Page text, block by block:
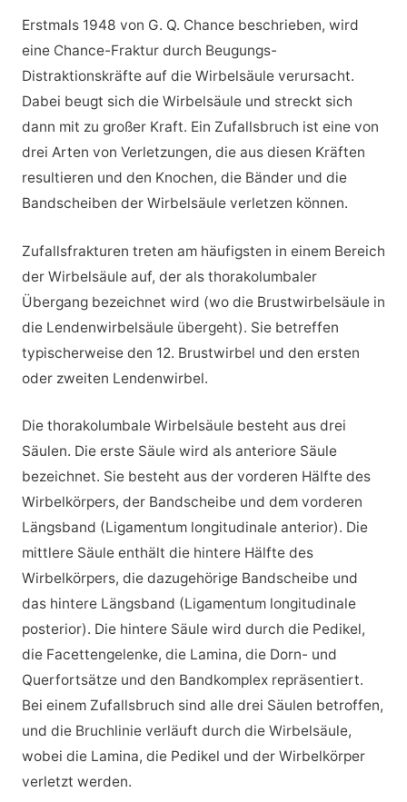
Erstmals 1948 von G. Q. Chance beschrieben, wird
eine Chance-Fraktur durch Beugungs-
Distraktionskräfte auf die Wirbelsäule verursacht.
Dabei beugt sich die Wirbelsäule und streckt sich
dann mit zu großer Kraft. Ein Zufallsbruch ist eine von
drei Arten von Verletzungen, die aus diesen Kräften
resultieren und den Knochen, die Bänder und die
Bandscheiben der Wirbelsäule verletzen können.
Zufallsfrakturen treten am häufigsten in einem Bereich
der Wirbelsäule auf, der als thorakolumbaler
Übergang bezeichnet wird (wo die Brustwirbelsäule in
die Lendenwirbelsäule übergeht). Sie betreffen
typischerweise den 12. Brustwirbel und den ersten
oder zweiten Lendenwirbel.
Die thorakolumbale Wirbelsäule besteht aus drei
Säulen. Die erste Säule wird als anteriore Säule
bezeichnet. Sie besteht aus der vorderen Hälfte des
Wirbelkörpers, der Bandscheibe und dem vorderen
Längsband (Ligamentum longitudinale anterior). Die
mittlere Säule enthält die hintere Hälfte des
Wirbelkörpers, die dazugehörige Bandscheibe und
das hintere Längsband (Ligamentum longitudinale
posterior). Die hintere Säule wird durch die Pedikel,
die Facettengelenke, die Lamina, die Dorn- und
Querfortsätze und den Bandkomplex repräsentiert.
Bei einem Zufallsbruch sind alle drei Säulen betroffen,
und die Bruchlinie verläuft durch die Wirbelsäule,
wobei die Lamina, die Pedikel und der Wirbelkörper
verletzt werden.